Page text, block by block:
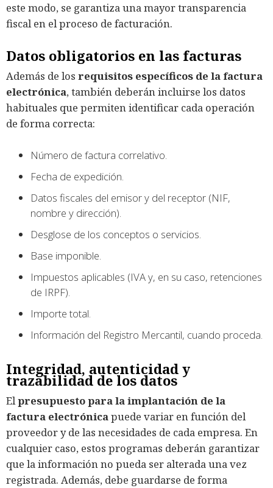
este modo, se garantiza una mayor transparencia
fiscal en el proceso de facturación.
Datos obligatorios en las facturas
Además de los requisitos específicos de la factura
electrónica, también deberán incluirse los datos
habituales que permiten identificar cada operación
de forma correcta:
Número de factura correlativo.
Fecha de expedición.
Datos fiscales del emisor y del receptor (NIF,
nombre y dirección).
Desglose de los conceptos o servicios.
Base imponible.
Impuestos aplicables (IVA y, en su caso, retenciones
de IRPF).
Importe total.
Información del Registro Mercantil, cuando proceda.
Integridad, autenticidad y
trazabilidad de los datos
Elpresupuesto para la implantación de la
factura electrónicapuede variar en función del
proveedor y de las necesidades de cada empresa. En
cualquier caso, estos programas deberán garantizar
que la información no pueda ser alterada una vez
registrada. Además, debe guardarse de forma